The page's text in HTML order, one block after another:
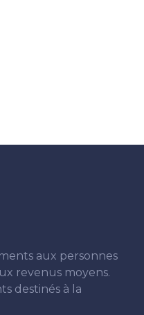
aux personnes
revenus moyens.
destinés à la